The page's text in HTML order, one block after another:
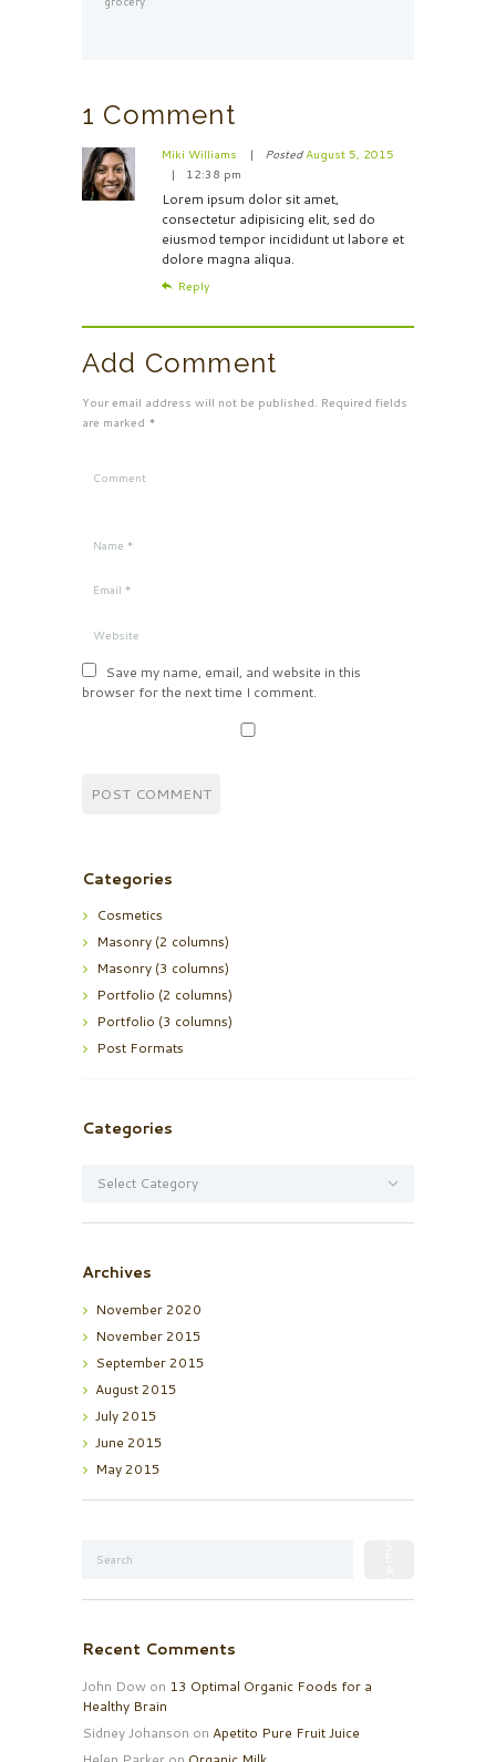
1 Comment
Miki Williams Posted August 5, 2015
12:38 pm
Lorem ipsum dolor sit amet,
consectetur adipisicing elit, sed do
eiusmod tempor incididunt ut labore et
dolore magna aliqua.
Reply
Add Comment
Your email address will not be published. Required fields
are marked *
Save my name, email, and website in this
browser for the next time I comment.
Categories
Cosmetics
Masonry (2 columns)
Masonry (3 columns)
Portfolio (2 columns)
Portfolio (3 columns)
Post Formats
Categories
Archives
November2020
November2015
September2015
August2015
July2015
June 2015
May2015
Recent Comments
John Dow on 13 Optimal Organic Foods for a
Healthy Brain
Sidney Johanson on Apetito Pure Fruit Juice